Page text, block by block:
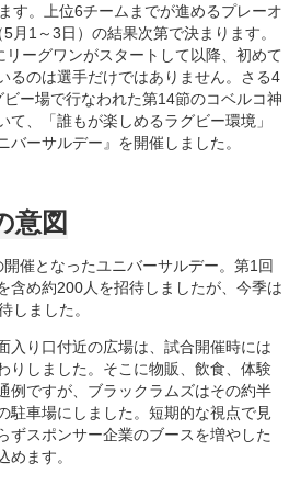
す。上位6チームまでが進めるプレーオ
月1～3日）の結果次第で決まります。
ーグワンがスタートして以降、初めて
るのは選手だけではありません。さる4
ー場で行なわれた第14節のコベルコ神
て、「誰もが楽しめるラグビー環境」
バーサルデー』を開催しました。
意図
催となったユニバーサルデー。第1回
含め約200人を招待しましたが、今季は
しました。
り口付近の広場は、試合開催時には
りしました。そこに物販、飲食、体験
例ですが、ブラックラムズはその約半
駐車場にしました。短期的な視点で見
ずスポンサー企業のブースを増やした
めます。